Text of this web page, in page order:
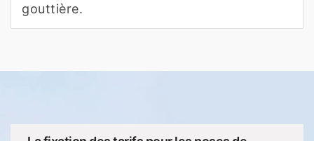
gouttière.